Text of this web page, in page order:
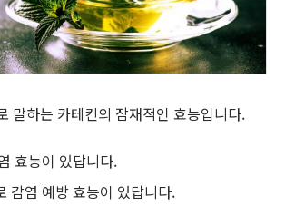
말하는 카테킨의 잠재적인 효능입니다.
효능이 있답니다.
감염 예방 효능이 있답니다.